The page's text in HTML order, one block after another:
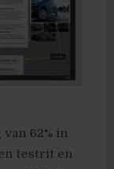
62% in
testrit en